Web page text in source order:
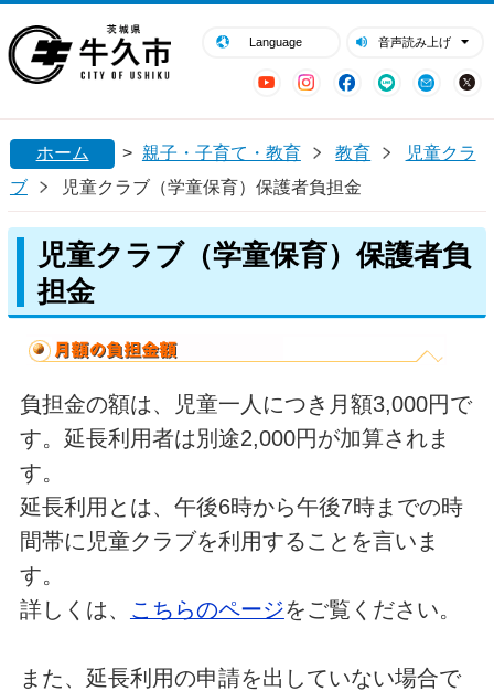
Language 音声読み上げ
YouTubeInstagram
Facebook
LINE Mail
閉じる
ホーム > 親子・子育て・教育 教育
児童クラ
ブ
児童クラブ（学童保育）保護者負担金
児童クラブ（学童保育）保護者負
担金
負担金の額は、児童一人につき月額3,000円で
す。延長利用者は別途2,000円が加算されま
す。
延長利用とは、午後6時から午後7時までの時
間帯に児童クラブを利用することを言いま
す。
詳しくは、 こちらのページをご覧ください。
また、延長利用の申請を出していない場合で